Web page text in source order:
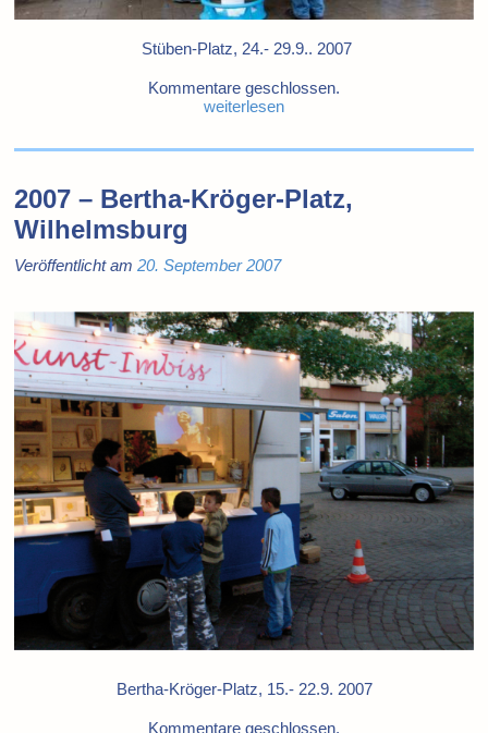
Stüben-Platz, 24.- 29.9.. 2007
Kommentare geschlossen.
weiterlesen
2007 – Bertha-Kröger-Platz,
Wilhelmsburg
Veröffentlicht am20. September 2007
Bertha-Kröger-Platz, 15.- 22.9. 2007
Kommentare geschlossen.